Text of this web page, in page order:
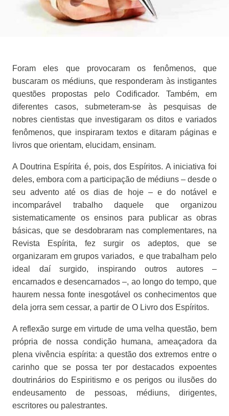
Foram eles que provocaram os fenômenos, que
buscaram os médiuns, que responderam às instigantes
questões propostas pelo Codificador. Também, em
diferentes casos, submeteram-se às pesquisas de
nobres cientistas que investigaram os ditos e variados
fenômenos, que inspiraram textos e ditaram páginas e
livros que orientam, elucidam, ensinam.
A Doutrina Espírita é, pois, dos Espíritos. A iniciativa foi
deles, embora com a participação de médiuns – desde o
seu advento até os dias de hoje – e do notável e
incomparável trabalho daquele que organizou
sistematicamente os ensinos para publicar as obras
básicas, que se desdobraram nas complementares, na
Revista Espírita, fez surgir os adeptos, que se
organizaram em grupos variados, e que trabalham pelo
ideal daí surgido, inspirando outros autores –
encarnados e desencarnados –, ao longo do tempo, que
haurem nessa fonte inesgotável os conhecimentos que
dela jorra sem cessar, a partir de O Livro dos Espíritos.
A reflexão surge em virtude de uma velha questão, bem
própria de nossa condição humana, ameaçadora da
plena vivência espírita: a questão dos extremos entre o
carinho que se possa ter por destacados expoentes
doutrinários do Espiritismo e os perigos ou ilusões do
endeusamento de pessoas, médiuns, dirigentes,
escritores ou palestrantes.